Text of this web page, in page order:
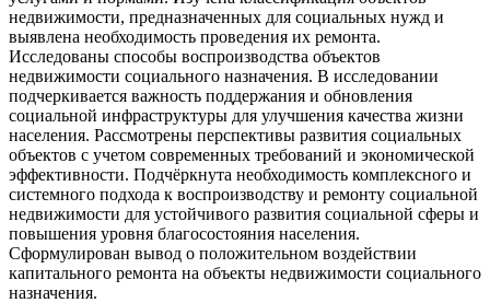
недвижимости, предназначенных для социальных нужд и
выявлена необходимость проведения их ремонта.
Исследованы способы воспроизводства объектов
недвижимости социального назначения. В исследовании
подчеркивается важность поддержания и обновления
социальной инфраструктуры для улучшения качества жизни
населения. Рассмотрены перспективы развития социальных
объектов с учетом современных требований и экономической
эффективности. Подчёркнута необходимость комплексного и
системного подхода к воспроизводству и ремонту социальной
недвижимости для устойчивого развития социальной сферы и
повышения уровня благосостояния населения.
Сформулирован вывод о положительном воздействии
капитального ремонта на объекты недвижимости социального
назначения.